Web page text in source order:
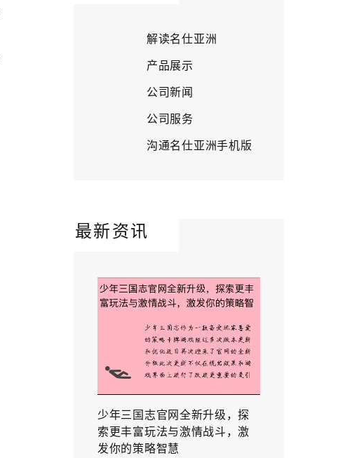
解读名仕亚洲
产品展示
公司新闻
公司服务
沟通名仕亚洲手机版
最新资讯
少年三国志官网全新升级，探
索更丰富玩法与激情战斗，激
发你的策略智慧